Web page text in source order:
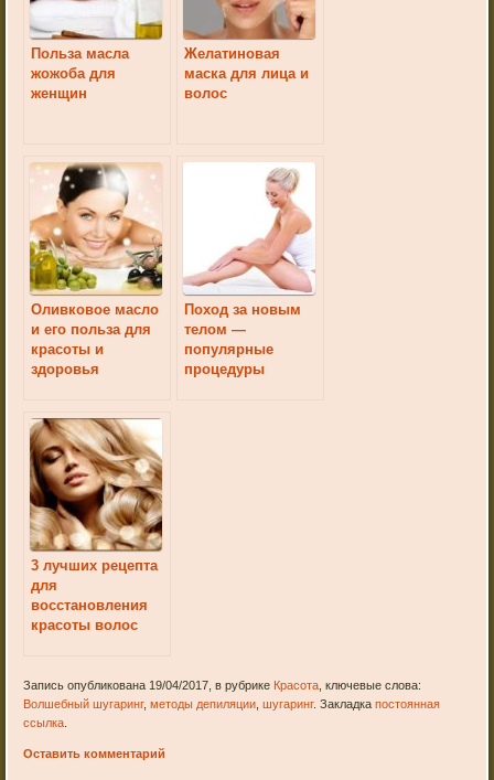
Польза масла
жожоба для
женщин
Желатиновая
маска для лица и
волос
Оливковое масло
и его польза для
красоты и
здоровья
Поход за новым
телом —
популярные
процедуры
3 лучших рецепта
для
восстановления
красоты волос
Запись опубликована 19/04/2017, в рубрике Красота , ключевые слова:
Волшебный шугаринг,методы депиляции ,шугаринг. Закладкапостоянная
ссылка
Оставить комментарий